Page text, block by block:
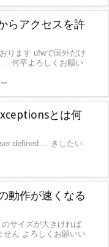
らアクセスを許
ります ufwで国外だけ
何卒よろしくお願い
とは何
defined ... きしたい
動作が速くなる
サイズが大きければ
せん よろしくお願いい